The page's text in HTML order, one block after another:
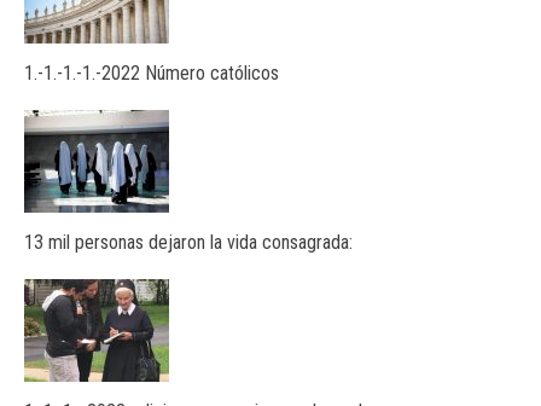
1.-1.-1.-1.-2022 Número católicos
13 mil personas dejaron la vida consagrada: